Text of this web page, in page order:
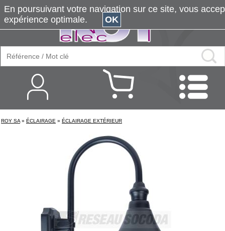
ROY SA » ÉCLAIRAGE » ÉCLAIRAGE EXTÉRIEUR
En poursuivant votre navigation sur ce site, vous
expérience optimale.
OK